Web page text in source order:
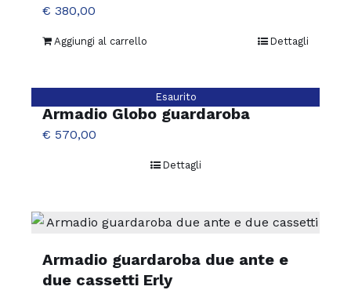
€ 380,00
Aggiungi al carrello Dettagli
Esaurito
Armadio Globo guardaroba
€ 570,00
Dettagli
Armadio guardaroba due ante e
due cassetti Erly